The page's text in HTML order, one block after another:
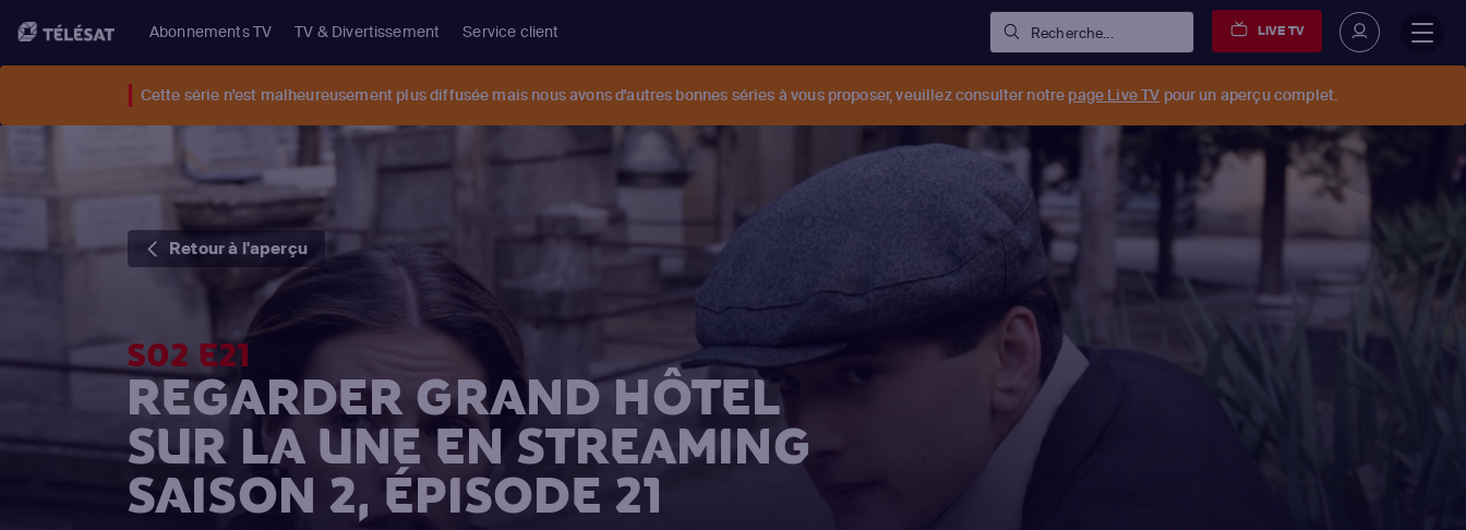
Abonnements TV TV & Divertissement Service client Recherche... LIVE TV
Cette série n'est malheureusement plus diffusée mais nous avons d'autres bonnes séries à vous proposer, veuillez consulter notre page Live TV pour un aperçu complet.
Retour à l'aperçu
S02 E21
REGARDER GRAND HÔTEL
SUR LA UNE EN STREAMING
SAISON 2, ÉPISODE 21